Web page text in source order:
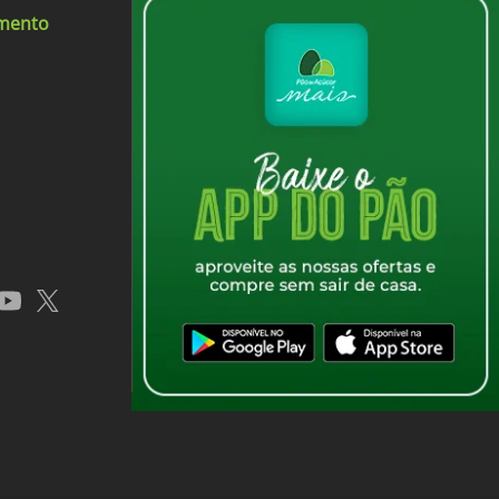
a burrata
notas lácteas e uma leve acidez
x